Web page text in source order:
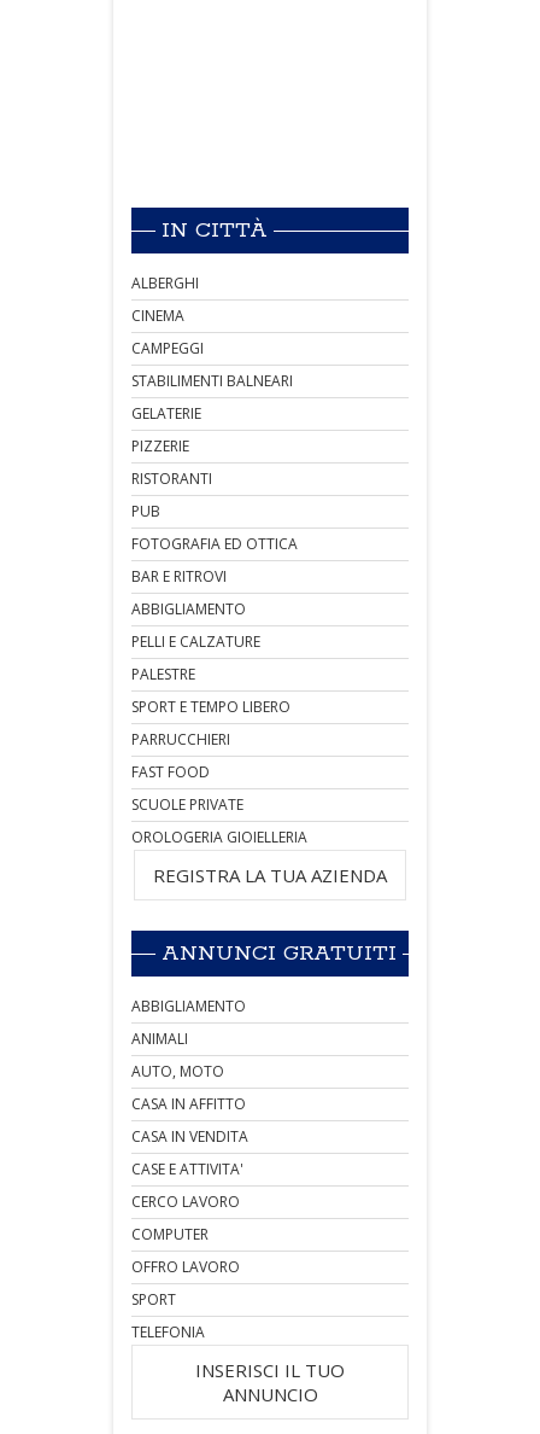
IN CITTÀ
ALBERGHI
CINEMA
CAMPEGGI
STABILIMENTI BALNEARI
GELATERIE
PIZZERIE
RISTORANTI
PUB
FOTOGRAFIA ED OTTICA
BAR E RITROVI
ABBIGLIAMENTO
PELLI E CALZATURE
PALESTRE
SPORT E TEMPO LIBERO
PARRUCCHIERI
FAST FOOD
SCUOLE PRIVATE
OROLOGERIA GIOIELLERIA
REGISTRA LA TUA AZIENDA
ANNUNCI GRATUITI
ABBIGLIAMENTO
ANIMALI
AUTO, MOTO
CASA IN AFFITTO
CASA IN VENDITA
CASE E ATTIVITA'
CERCO LAVORO
COMPUTER
OFFRO LAVORO
SPORT
TELEFONIA
INSERISCI IL TUO
ANNUNCIO